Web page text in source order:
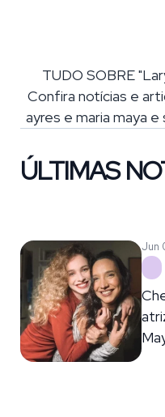
TUDO SOBRE
Confira notícias e
ayres e maria maya
ÚLTIMAS
Jun